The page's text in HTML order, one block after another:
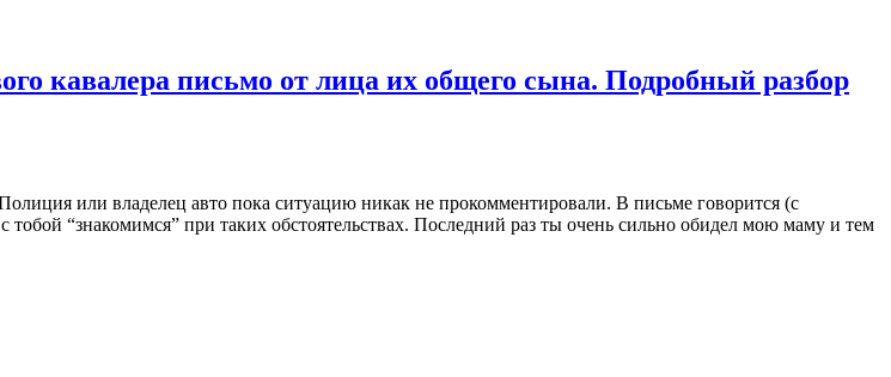
кавалера письмо от лица их общего сына. Подробный разбор
или владелец авто пока ситуацию никак не прокомментировали. В письме говорится (с
“знакомимся” при таких обстоятельствах. Последний раз ты очень сильно обидел мою маму и тем